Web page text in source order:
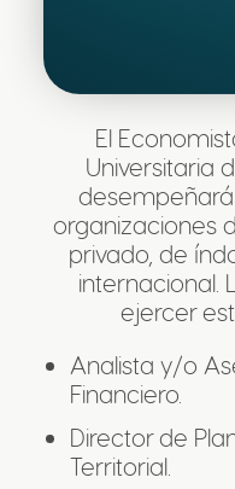
El
Universitaria
organizaciones
privado, de
internacional.
ejercer
Analista y/o
Financiero.
Director de
Territorial.